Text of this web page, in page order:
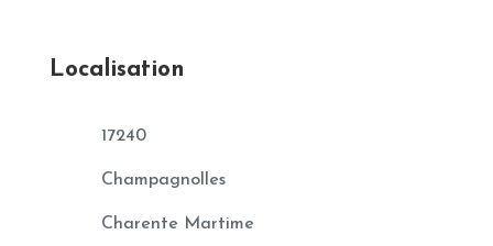
Localisation
17240
Champagnolles
Charente Martime